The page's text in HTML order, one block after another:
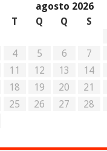
agosto 2026
T Q Q S
4 5 6 7
11 12 13 14
18 19 20 21
25 26 27 28